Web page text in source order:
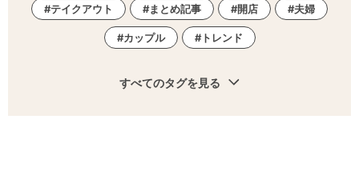
テイクアウト まとめ記事 開店 夫婦
カップル トレンド
すべてのタグを見る